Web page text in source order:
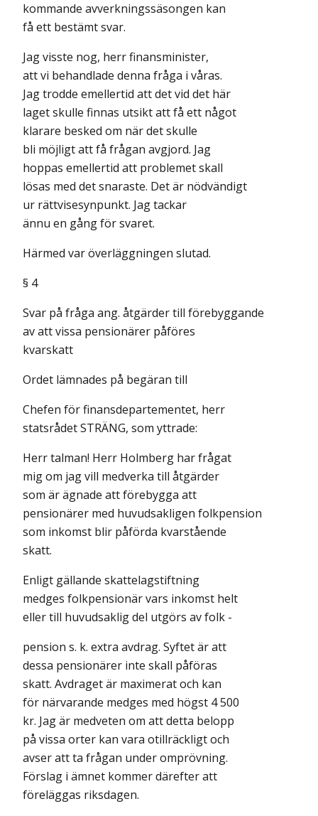
kommande avverkningssäsongen kan
få ett bestämt svar.
Jag visste nog, herr finansminister,
att vi behandlade denna fråga i våras.
Jag trodde emellertid att det vid det här
laget skulle finnas utsikt att få ett något
klarare besked om när det skulle
bli möjligt att få frågan avgjord. Jag
hoppas emellertid att problemet skall
lösas med det snaraste. Det är nödvändigt
ur rättvisesynpunkt. Jag tackar
ännu en gång för svaret.
Härmed var överläggningen slutad.
§ 4
Svar på fråga ang. åtgärder till förebyggande
av att vissa pensionärer påföres
kvarskatt
Ordet lämnades på begäran till
Chefen för finansdepartementet, herr
statsrådet STRÄNG, som yttrade:
Herr talman! Herr Holmberg har frågat
mig om jag vill medverka till åtgärder
som är ägnade att förebygga att
pensionärer med huvudsakligen folkpension
som inkomst blir påförda kvarstående
skatt.
Enligt gällande skattelagstiftning
medges folkpensionär vars inkomst helt
eller till huvudsaklig del utgörs av folk -
pension s. k. extra avdrag. Syftet är att
dessa pensionärer inte skall påföras
skatt. Avdraget är maximerat och kan
för närvarande medges med högst 4 500
kr. Jag är medveten om att detta belopp
på vissa orter kan vara otillräckligt och
avser att ta frågan under omprövning.
Förslag i ämnet kommer därefter att
föreläggas riksdagen.